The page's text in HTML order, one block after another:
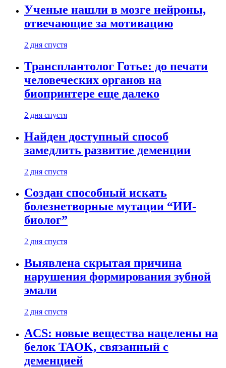
Ученые нашли в мозге нейроны,
отвечающие за мотивацию
2 дня спустя
Трансплантолог Готье: до печати
человеческих органов на
биопринтере еще далеко
2 дня спустя
Найден доступный способ
замедлить развитие деменции
2 дня спустя
Создан способный искать
болезнетворные мутации “ИИ-
биолог”
2 дня спустя
Выявлена скрытая причина
нарушения формирования зубной
эмали
2 дня спустя
ACS: новые вещества нацелены на
белок TAOK, связанный с
деменцией